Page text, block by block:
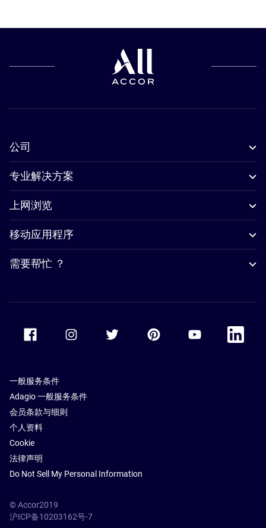
公司
专业解决方案
上网浏览
移动应用程序
需要帮忙 ？
Accor Youtube
Accor
一般服务条件
Adagio 一般服务条件
会员条款与细则
个人资料
Cookie
法律声明
Do Not Sell My Personal Information
© Accor2019
沪ICP备10203162号-7